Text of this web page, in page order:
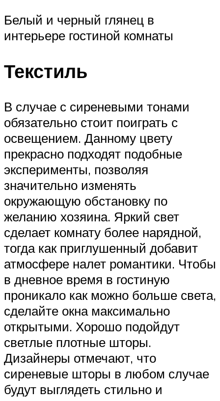
Белый и черный глянец в
интерьере гостиной комнаты
Текстиль
В случае с сиреневыми тонами
обязательно стоит поиграть с
освещением. Данному цвету
прекрасно подходят подобные
эксперименты, позволяя
значительно изменять
окружающую обстановку по
желанию хозяина. Яркий свет
сделает комнату более нарядной,
тогда как приглушенный добавит
атмосфере налет романтики. Чтобы
в дневное время в гостиную
проникало как можно больше света,
сделайте окна максимально
открытыми. Хорошо подойдут
светлые плотные шторы.
Дизайнеры отмечают, что
сиреневые шторы в любом случае
будут выглядеть стильно и